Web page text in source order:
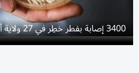
3400 إصابة بفطر خطِر في 27 ولاية أمريكية